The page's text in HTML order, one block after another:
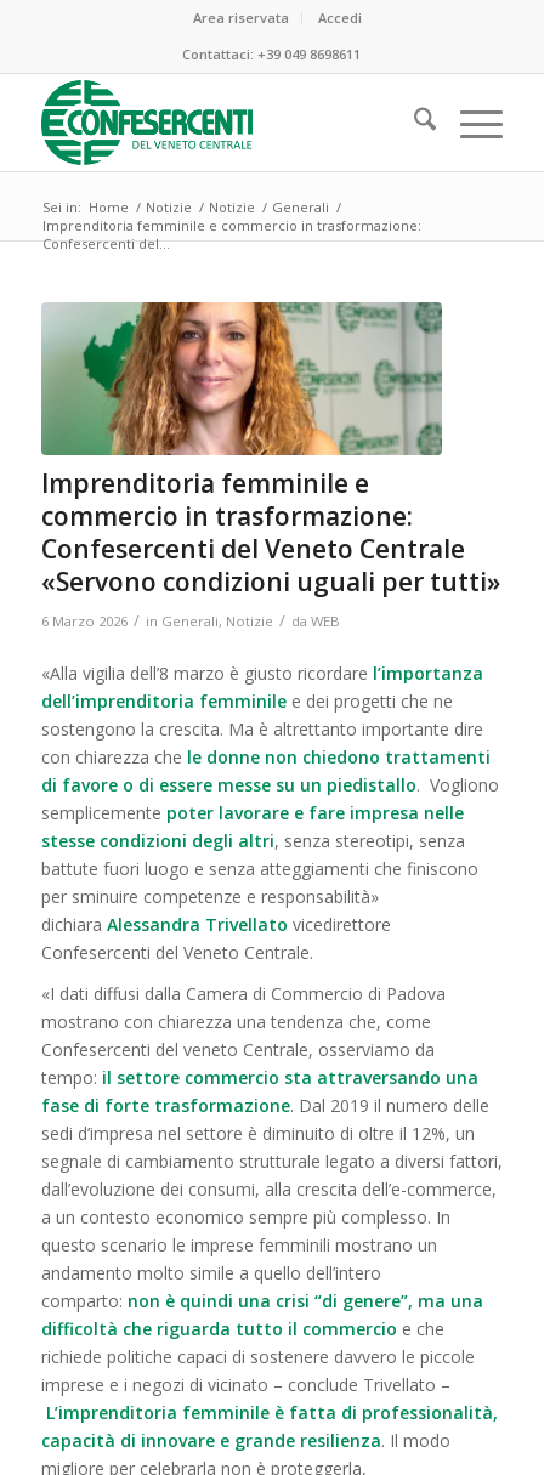
Area riservata
Accedi
Contattaci:+39 049 8698611
Sei in: Home / Notizie / Notizie / Generali /
Imprenditoria femminile e commercio in trasformazione:
Confesercenti del...
Imprenditoria femminile e
commercio in trasformazione:
Confesercenti del Veneto Centrale
«Servono condizioni uguali per tutti»
6 Marzo 2026 / in Generali, Notizie / da WEB
«Alla vigilia dell’8 marzo è giusto ricordare l’importanza
dell’imprenditoria femminilee dei progetti che ne
sostengono la crescita. Ma è altrettanto importante dire
con chiarezza che le donne non chiedono trattamenti
di favore o di essere messe su un piedistallo. Vogliono
semplicemente poter lavorare e fare impresa nelle
stesse condizioni degli altri, senza stereotipi, senza
battute fuori luogo e senza atteggiamenti che finiscono
per sminuire competenze e responsabilità»
dichiara Alessandra Trivellato vicedirettore
Confesercenti del Veneto Centrale.
«I dati diffusi dalla Camera di Commercio di Padova
mostrano con chiarezza una tendenza che, come
Confesercenti del veneto Centrale, osserviamo da
tempo: il settore commercio sta attraversando una
fase di forte trasformazione. Dal 2019 il numero delle
sedi d’impresa nel settore è diminuito di oltre il 12%, un
segnale di cambiamento strutturale legato a diversi fattori,
dall’evoluzione dei consumi, alla crescita dell’e-commerce,
a un contesto economico sempre più complesso. In
questo scenario le imprese femminili mostrano un
andamento molto simile a quello dell’intero
comparto: non è quindi una crisi “di genere”, ma una
difficoltà che riguarda tutto il commercio e che
richiede politiche capaci di sostenere davvero le piccole
imprese e i negozi di vicinato – conclude Trivellato –
L’imprenditoria femminile è fatta di professionalità,
capacità di innovare e grande resilienza. Il modo
migliore per celebrarla non è proteggerla,